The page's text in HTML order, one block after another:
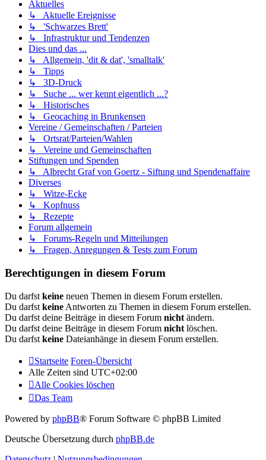
Aktuelles
↳ Aktuelle Ereignisse
↳ 'Schwarzes Brett'
↳ Infrastruktur und Tendenzen
Dies und das ...
↳ Allgemein, 'dit & dat', 'smalltalk'
↳ Tipps
↳ 3D-Druck
↳ Suche ... wer kennt eigentlich ...?
↳ Historisches
↳ Geocaching in Brunkensen
Vereine / Gemeinschaften / Parteien
↳ Ortsrat/Parteien/Wahlen
↳ Vereine und Gemeinschaften
Stiftungen und Spenden
↳ Albrecht Graf von Goertz - Siftung und Spendenaffaire
Diverses
↳ Witze-Ecke
↳ Kopfnuss
↳ Rezepte
Forum allgemein
↳ Forums-Regeln und Mitteilungen
↳ Fragen, Anregungen & Tests zum Forum
Berechtigungen in diesem Forum
Du darfst keine neuen Themen in diesem Forum erstellen.
Du darfst keine Antworten zu Themen in diesem Forum erstellen.
Du darfst deine Beiträge in diesem Forum nicht ändern.
Du darfst deine Beiträge in diesem Forum nicht löschen.
Du darfst keine Dateianhänge in diesem Forum erstellen.
Startseite Foren-Übersicht
Alle Zeiten sind UTC+02:00
Alle Cookies löschen
Das Team
Powered by phpBB® Forum Software © phpBB Limited
Deutsche Übersetzung durch phpBB.de